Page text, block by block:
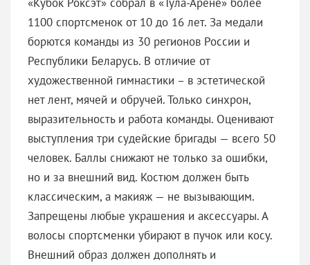
1100 спортсменок от 10 до 16 лет. За медали
борются команды из 30 регионов России и
Республики Беларусь. В отличие от
художественной гимнастики – в эстетической
нет лент, мячей и обручей. Только синхрон,
выразительность и работа команды. Оценивают
выступления три судейские бригады — всего 50
человек. Баллы снижают не только за ошибки,
но и за внешний вид. Костюм должен быть
классическим, а макияж — не вызывающим.
Запрещены любые украшения и аксессуары. А
волосы спортсменки убирают в пучок или косу.
Внешний образ должен дополнять и